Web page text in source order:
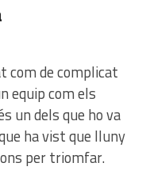
com de complicat
equip com els
un dels que ho va
ha vist que lluny
per triomfar.